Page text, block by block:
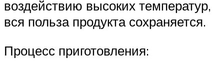
воздействию высоких температур,
вся польза продукта сохраняется.
Процесс приготовления: